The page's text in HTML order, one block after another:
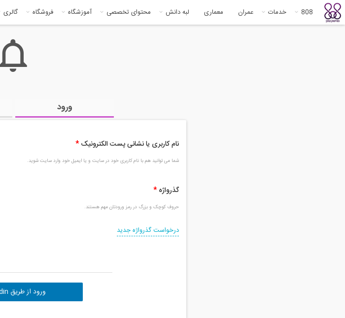
808 خدمات عمران معماری لبه دانش محتوای تخصصی آموزشگاه فروشگاه گالری
ورود
نام کاربری یا نشانی پست الکترونیک *
شما می توانید هم با نام کاربری خود در سایت و یا ایمیل خود وارد سایت شوید.
گذرواژه *
حروف کوچک و بزرگ در رمز ورودتان مهم هستند.
درخواست گذرواژه جدید
ورود از طریق Linkedin